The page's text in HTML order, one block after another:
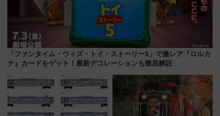
「ファンタイム・ウィズ・トイ・ストーリー5」で激レア『ロルカ
ナ』カードをゲット！最新デコレーションも徹底解説